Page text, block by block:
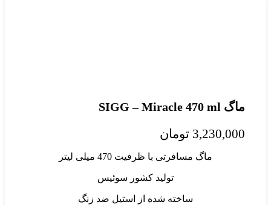
ماگ SIGG – Miracle 470 ml
3,230,000 تومان
ماگ مسافرتی با ظرفیت 470 میلی لیتر
تولید کشور سوئیس
ساخته شده از استیل ضد زنگ